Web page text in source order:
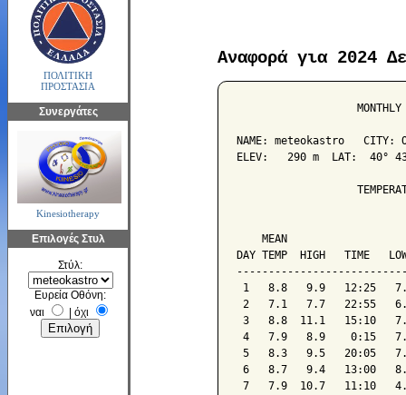
ΠΟΛΙΤΙΚΗ
ΠΡΟΣΤΑΣΙΑ
Συνεργάτες
Kinesiotherapy
Επιλογές Στυλ
Στύλ:
Ευρεία Οθόνη:
ναι
όχι
Αναφορά για 2024
NAME: meteokastro   CITY:
ELEV:   290 m  LAT:  40°
MEAN
DAY TEMP  HIGH   TIME
1   8.8   9.9   12:25
2   7.1   7.7   22:55
3   8.8  11.1   15:10
4   7.9   8.9    0:15
5   8.3   9.5   20:05
6   8.7   9.4   13:00
7   7.9  10.7   11:10